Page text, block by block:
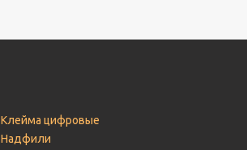
Клейма цифровые
Надфили